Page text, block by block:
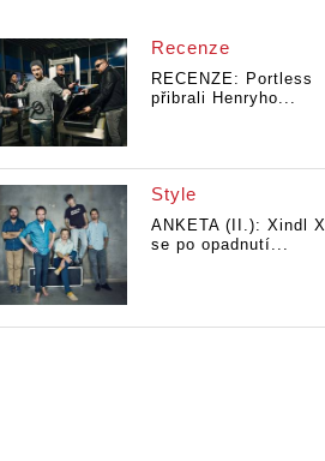
Recenze
RECENZE: Portless
přibrali Henryho...
Style
ANKETA (II.): Xindl X
se po opadnutí...